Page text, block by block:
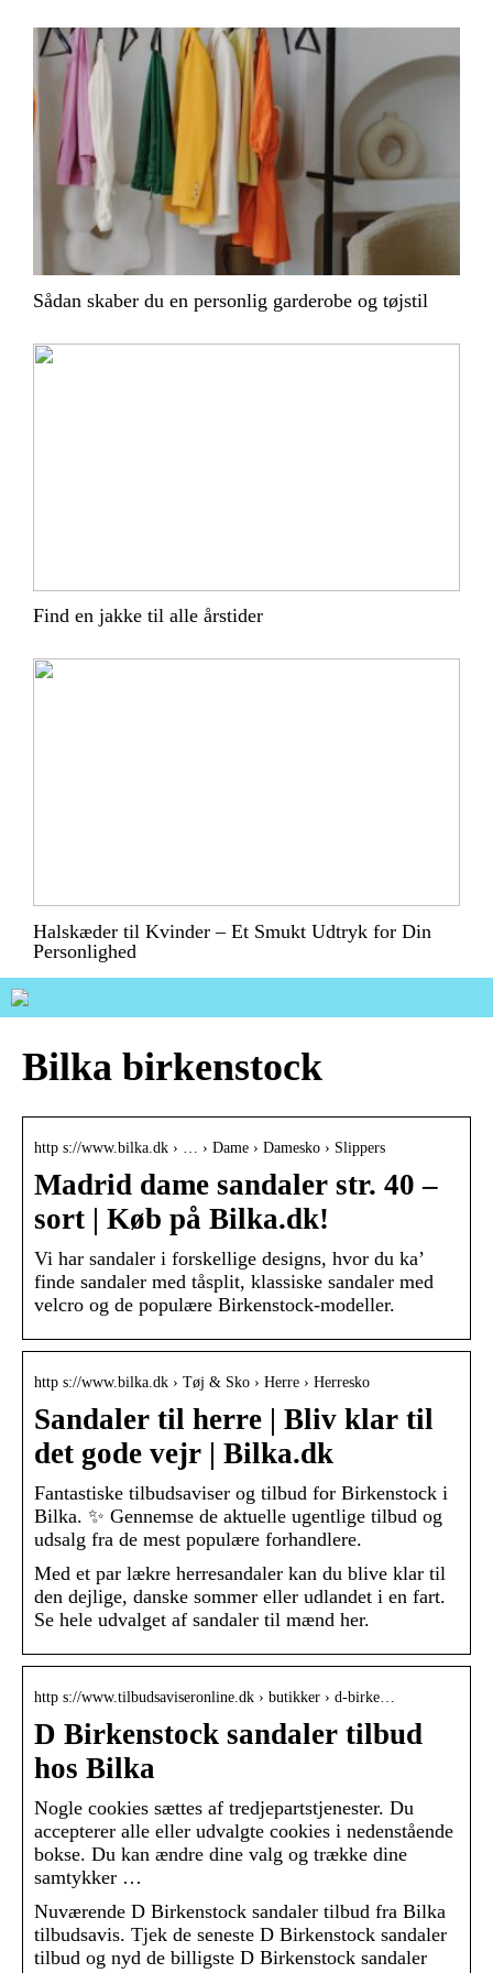
Sådan skaber du en personlig garderobe og tøjstil
Find en jakke til alle årstider
Halskæder til Kvinder – Et Smukt Udtryk for Din
Personlighed
Bilka birkenstock
http s://www.bilka.dk › … › Dame › Damesko › Slippers
Madrid dame sandaler str. 40 –
sort | Køb på Bilka.dk!
Vi har sandaler i forskellige designs, hvor du ka’
finde sandaler med tåsplit, klassiske sandaler med
velcro og de populære Birkenstock-modeller.
http s://www.bilka.dk › Tøj & Sko › Herre › Herresko
Sandaler til herre | Bliv klar til
det gode vejr | Bilka.dk
Fantastiske tilbudsaviser og tilbud for Birkenstock i
Bilka. ✨ Gennemse de aktuelle ugentlige tilbud og
udsalg fra de mest populære forhandlere.
Med et par lækre herresandaler kan du blive klar til
den dejlige, danske sommer eller udlandet i en fart.
Se hele udvalget af sandaler til mænd her.
http s://www.tilbudsaviseronline.dk › butikker › d-birke…
D Birkenstock sandaler tilbud
hos Bilka
Nogle cookies sættes af tredjepartstjenester. Du
accepterer alle eller udvalgte cookies i nedenstående
bokse. Du kan ændre dine valg og trække dine
samtykker …
Nuværende D Birkenstock sandaler tilbud fra Bilka
tilbudsavis. Tjek de seneste D Birkenstock sandaler
tilbud og nyd de billigste D Birkenstock sandaler